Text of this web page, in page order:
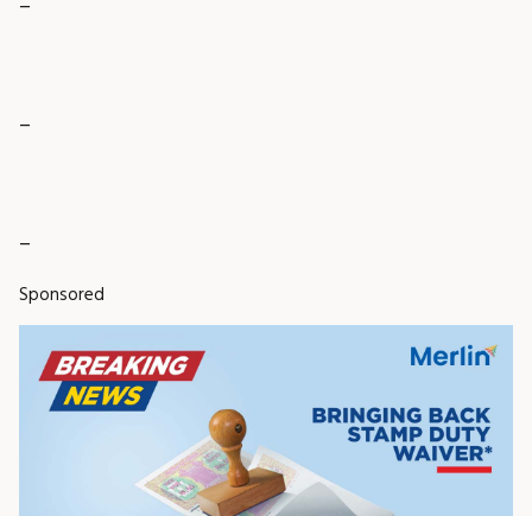
_
_
Sponsored